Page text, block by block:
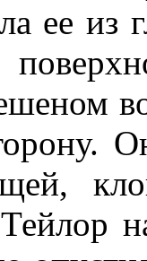
ее из